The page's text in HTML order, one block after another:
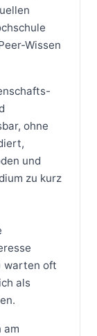
Wissen
ohne
und
zu kurz
warten oft
als
am